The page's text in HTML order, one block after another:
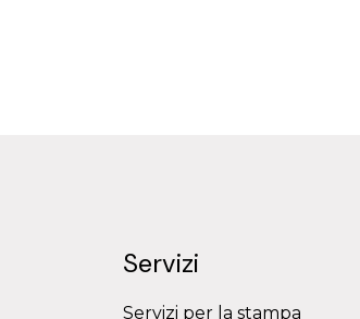
Servizi
Servizi per la stampa